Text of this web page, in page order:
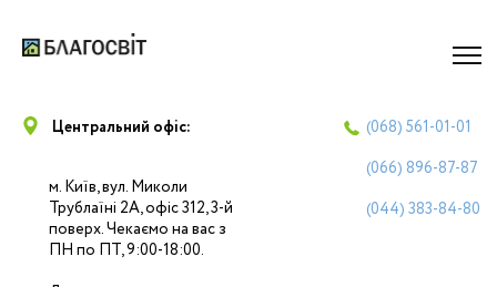
Центральний офіс:
м. Київ, вул. Миколи
Трублаїні 2А, офіс 312, 3-й
поверх. Чекаємо на вас з
ПН по ПТ, 9:00-18:00.
(068) 561-01-01
(066) 896-87-87
(044) 383-84-80